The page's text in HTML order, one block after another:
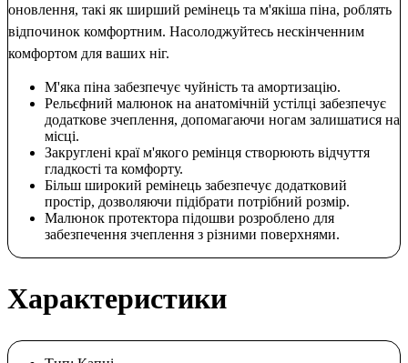
оновлення, такі як ширший ремінець та м'якіша піна, роблять
відпочинок комфортним. Насолоджуйтесь нескінченним
комфортом для ваших ніг.
М'яка піна забезпечує чуйність та амортизацію.
Рельєфний малюнок на анатомічній устілці забезпечує
додаткове зчеплення, допомагаючи ногам залишатися на
місці.
Закруглені краї м'якого ремінця створюють відчуття
гладкості та комфорту.
Більш широкий ремінець забезпечує додатковий
простір, дозволяючи підібрати потрібний розмір.
Малюнок протектора підошви розроблено для
забезпечення зчеплення з різними поверхнями.
Характеристики